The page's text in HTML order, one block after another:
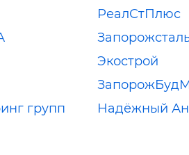
РеалСтПлюс
Экострой
групп
Надёжный